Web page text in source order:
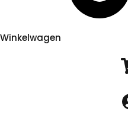
Winkelwagen